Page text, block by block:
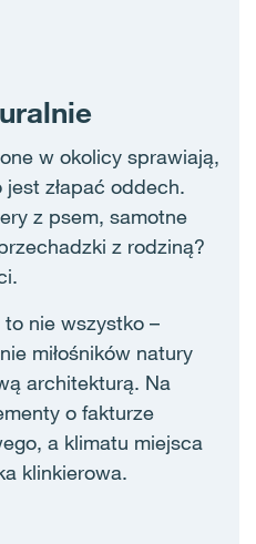
w okolicy sprawiają,
złapać oddech.
z psem, samotne
z rodziną?
nie wszystko –
miłośników natury
architekturą. Na
o fakturze
a klimatu miejsca
klinkierowa.